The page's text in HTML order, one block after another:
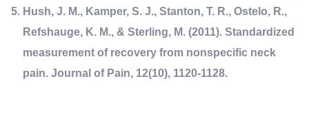
Hush, J. M., Kamper, S. J., Stanton, T. R., Ostelo, R.,
Refshauge, K. M., & Sterling, M. (2011). Standardized
measurement of recovery from nonspecific neck
pain. Journal of Pain, 12(10), 1120-1128.